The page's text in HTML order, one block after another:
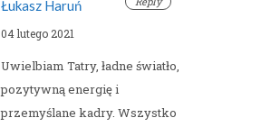
Łukasz Haruń
04 lutego 2021
Uwielbiam Tatry, ładne światło,
pozytywną energię i
przemyślane kadry. Wszystko